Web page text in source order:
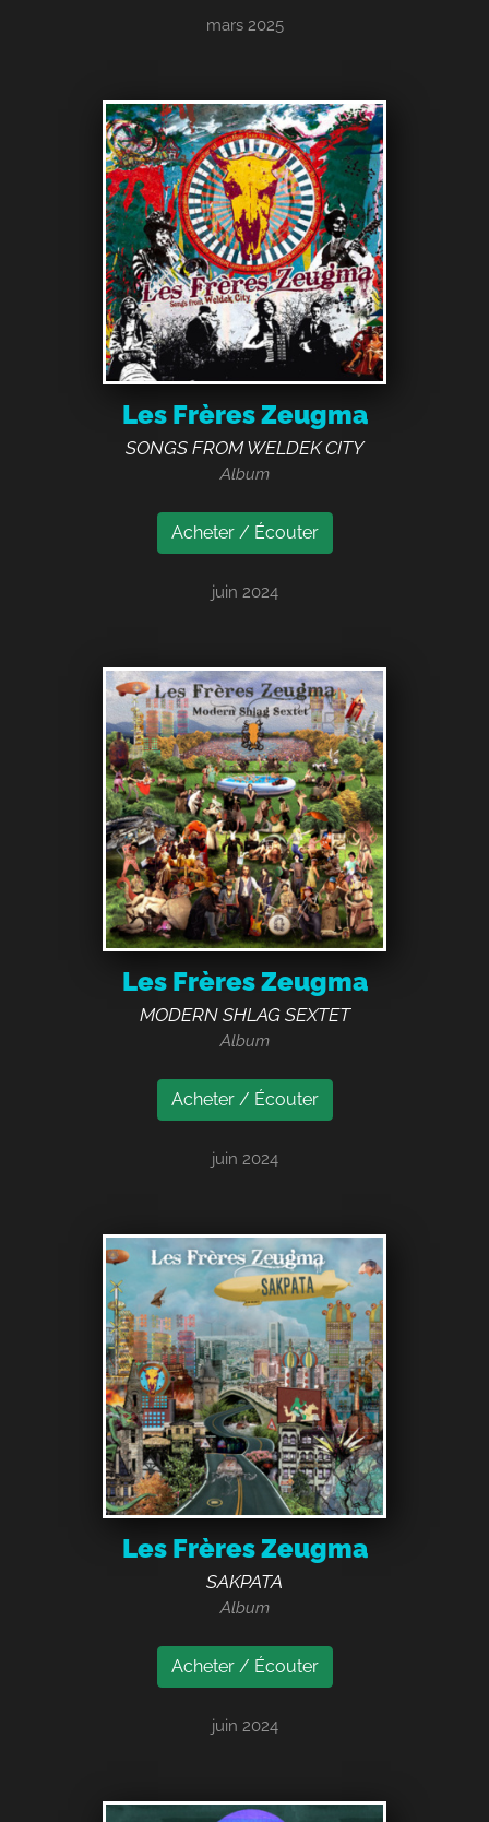
mars 2025
Les Frères Zeugma
SONGS FROM WELDEK CITY
Album
Acheter / Écouter
juin 2024
Les Frères Zeugma
MODERN SHLAG SEXTET
Album
Acheter / Écouter
juin 2024
Les Frères Zeugma
SAKPATA
Album
Acheter / Écouter
juin 2024